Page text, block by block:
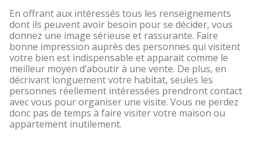
En offrant aux intéressés tous les renseignements
dont ils peuvent avoir besoin pour se décider, vous
donnez une image sérieuse et rassurante. Faire
bonne impression auprès des personnes qui visitent
votre bien est indispensable et apparait comme le
meilleur moyen d’aboutir à une vente. De plus, en
décrivant longuement votre habitat, seules les
personnes réellement intéressées prendront contact
avec vous pour organiser une visite. Vous ne perdez
donc pas de temps à faire visiter votre maison ou
appartement inutilement.